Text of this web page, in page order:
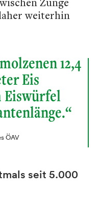
weiterhin
12,4
Eis
Eiswürfel
ÖAV
seit 5.000